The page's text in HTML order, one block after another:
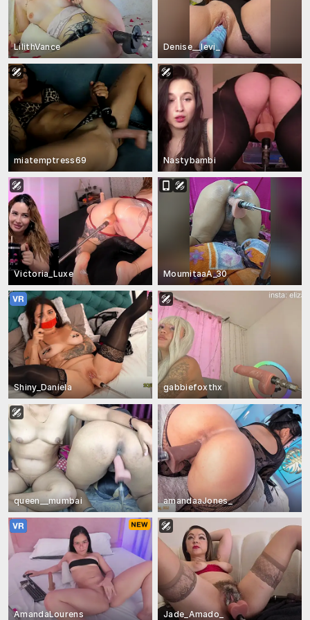
LilithVance Denise__levi_
miatemptress69 Nastybambi
Victoria_Luxe MoumitaaA_30
Shiny_Daniela gabbiefoxthx
queen__mumbai amandaaJones_
AmandaLourens Jade_Amado_